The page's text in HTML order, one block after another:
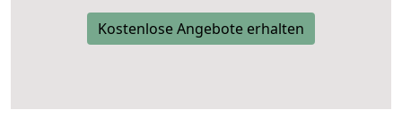
Kostenlose Angebote erhalten